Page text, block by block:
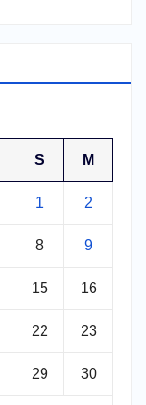
S M
1 2
8 9
15 16
22 23
29 30